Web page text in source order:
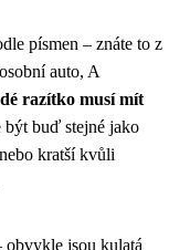
písmen – znáte to z
auto, A
razítko musí mít
být buď stejné jako
kratší kvůli
obvykle jsou kulatá